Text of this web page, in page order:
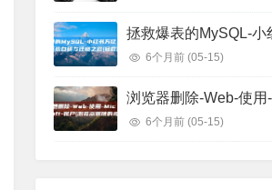
6个月前 (05-15)
6个月前 (05-15)